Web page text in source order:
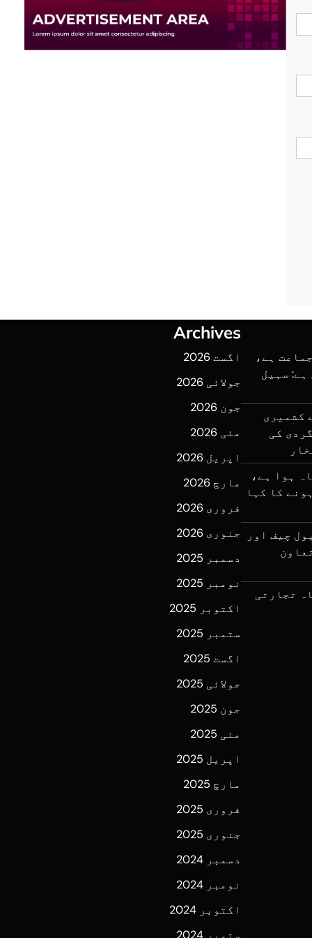
ہے،
ہے: سہیل
کشمیری
کی
ہوا ہے،
ہونے کا کہا
چیف اور
پہلےماہ تجارتی
Archives
اگست 2026
جولائی 2026
جون 2026
مئی 2026
اپریل 2026
مارچ 2026
فروری 2026
جنوری 2026
دسمبر 2025
نومبر 2025
اکتوبر 2025
ستمبر 2025
اگست 2025
جولائی 2025
جون 2025
مئی 2025
اپریل 2025
مارچ 2025
فروری 2025
جنوری 2025
دسمبر 2024
نومبر 2024
اکتوبر 2024
ستمبر 2024